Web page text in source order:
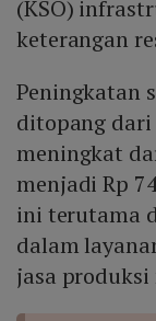
(KSO)
keterangan
Peningkatan
ditopang dari
meningkat
menjadi Rp
ini terutama
dalam
jasa produksi